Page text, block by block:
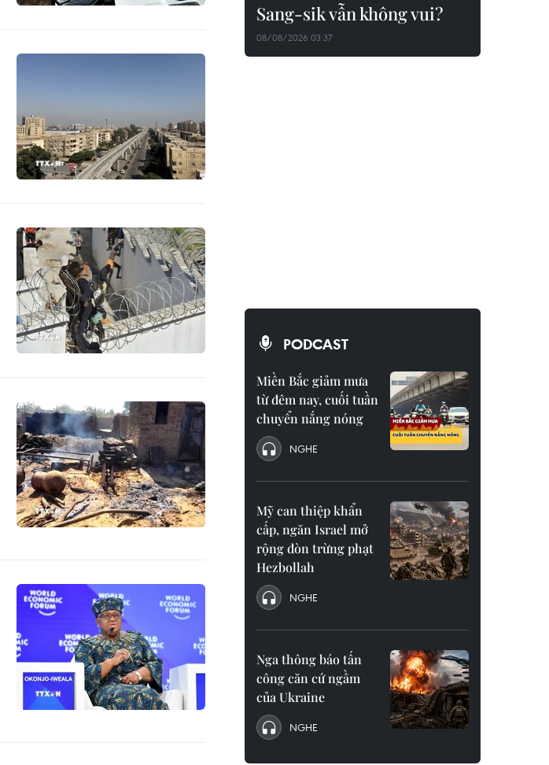
Sang-sik vẫn không vui?
08/08/2026 03:37
PODCAST
Miền Bắc giảm mưa
từ đêm nay, cuối tuần
chuyển nắng nóng
NGHE
Mỹ can thiệp khẩn
cấp, ngăn Israel mở
rộng đòn trừng phạt
Hezbollah
NGHE
Nga thông báo tấn
công căn cứ ngầm
của Ukraine
NGHE